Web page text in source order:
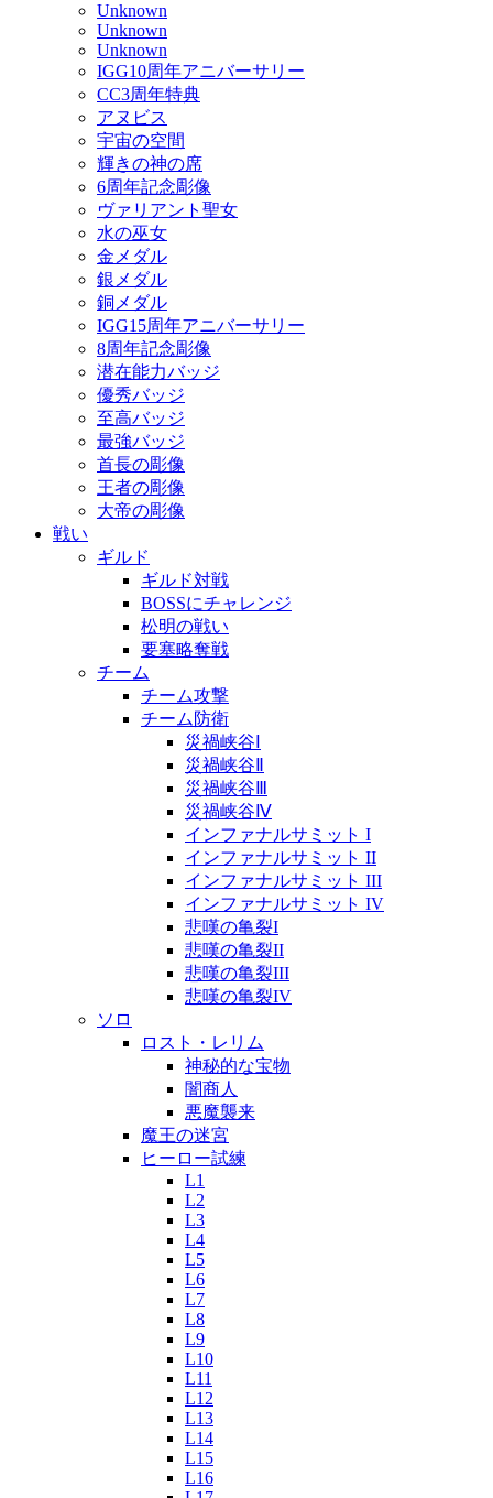
Unknown
Unknown
Unknown
IGG10周年アニバーサリー
CC3周年特典
アヌビス
宇宙の空間
輝きの神の席
6周年記念彫像
ヴァリアント聖女
水の巫女
金メダル
銀メダル
銅メダル
IGG15周年アニバーサリー
8周年記念彫像
潜在能力バッジ
優秀バッジ
至高バッジ
最強バッジ
首長の彫像
王者の彫像
大帝の彫像
戦い
ギルド
ギルド対戦
BOSSにチャレンジ
松明の戦い
要塞略奪戦
チーム
チーム攻撃
チーム防衛
災禍峡谷Ⅰ
災禍峡谷Ⅱ
災禍峡谷Ⅲ
災禍峡谷Ⅳ
インファナルサミット I
インファナルサミット II
インファナルサミット III
インファナルサミット IV
悲嘆の亀裂I
悲嘆の亀裂II
悲嘆の亀裂III
悲嘆の亀裂IV
ソロ
ロスト・レリム
神秘的な宝物
闇商人
悪魔襲来
魔王の迷宮
ヒーロー試練
L1
L2
L3
L4
L5
L6
L7
L8
L9
L10
L11
L12
L13
L14
L15
L16